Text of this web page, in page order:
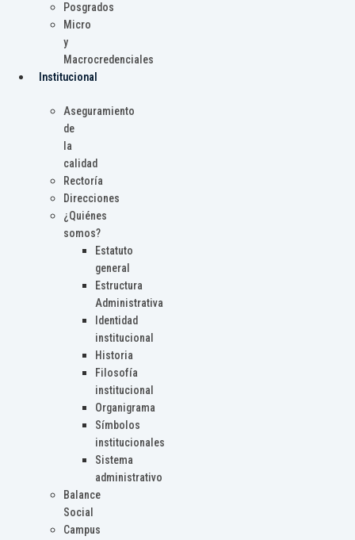
Posgrados
Micro
y
Macrocredenciales
Institucional
Aseguramiento
de
la
calidad
Rectoría
Direcciones
¿Quiénes
somos?
Estatuto
general
Estructura
Administrativa
Identidad
institucional
Historia
Filosofía
institucional
Organigrama
Símbolos
institucionales
Sistema
administrativo
Balance
Social
Campus